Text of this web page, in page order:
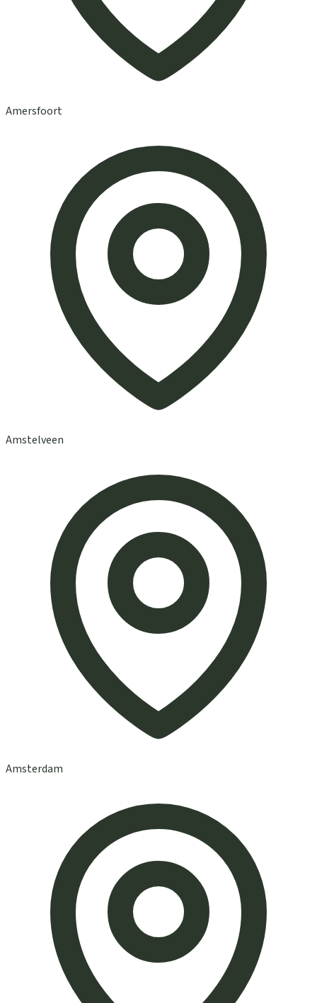
Amersfoort
Amstelveen
Amsterdam